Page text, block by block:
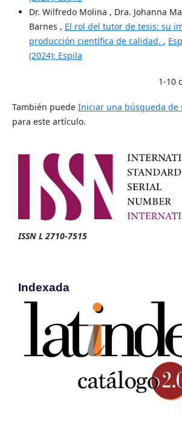
Dr. Wilfredo Molina , Dra. Johanna
Barnes , El rol del tutor de tesis: su
producción científica de calidad. ,
(2024): Espila
1-10
También puede Iniciar una búsqueda de
para este artículo.
ISSN L 2710-7515
Indexada